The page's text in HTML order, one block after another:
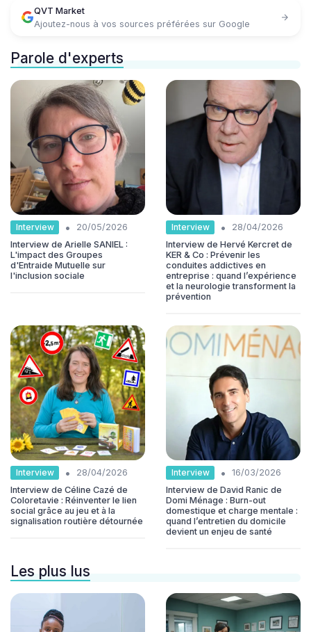
QVT Market
Ajoutez-nous à vos sources préférées sur Google
Parole d'experts
Interview •
20/05/2026
Interview de Arielle SANIEL :
L'impact des Groupes
d'Entraide Mutuelle sur
l'inclusion sociale
Interview •
28/04/2026
Interview de Hervé Kercret de
KER & Co : Prévenir les
conduites addictives en
entreprise : quand l’expérience
et la neurologie transforment la
prévention
Interview •
28/04/2026
Interview de Céline Cazé de
Coloretavie : Réinventer le lien
social grâce au jeu et à la
signalisation routière détournée
Interview •
16/03/2026
Interview de David Ranic de
Domi Ménage : Burn-out
domestique et charge mentale :
quand l’entretien du domicile
devient un enjeu de santé
Les plus lus